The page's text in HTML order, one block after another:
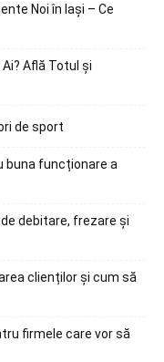
Noi în Iași – Ce
Află Totul și
de sport
buna funcționare a
debitare, frezare și
clienților și cum să
firmele care vor să